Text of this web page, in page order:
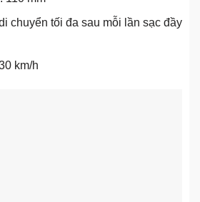
chuyển tối đa sau mỗi lần sạc đầy
km/h